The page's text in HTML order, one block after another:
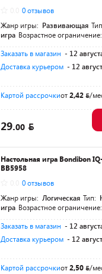
0 отзывов
Жанр игры: Развивающая
игра Возрастное ограничение:
Заказать в магазин - 12
Доставка курьером - 12
Картой рассрочкиот2,42 /
29.00
Настольная игра Bondibon
ВВ5958
0 отзывов
Жанр игры: Логическая Тип:
игра Возрастное ограничение:
Заказать в магазин - 12
Доставка курьером - 12
Картой рассрочкиот2,50 /